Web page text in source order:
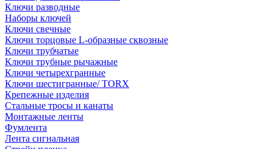
Ключи разводные
Наборы ключей
Ключи свечные
Ключи торцовые L-образные сквозные
Ключи трубчатые
Ключи трубные рычажные
Ключи четырехгранные
Ключи шестигранные/ TORX
Крепежные изделия
Стальные тросы и канаты
Монтажные ленты
Фумлента
Лента сигнальная